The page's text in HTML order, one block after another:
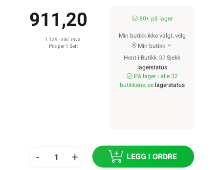
911,20
1 139,- inkl. mva.
Pris per 1 Sett
80+ på lager
Min butikk ikke valgt, velg
Min butikk
Hent-i-Butikk
Sjekk
lagerstatus
På lager i alle 32
butikkene, se lagerstatus
- + LEGG I ORDRE